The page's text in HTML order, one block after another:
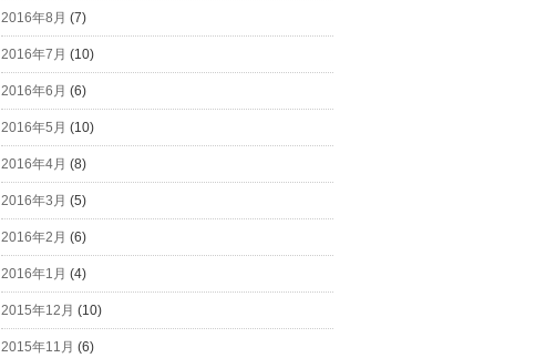
2016年8月 (7)
2016年7月 (10)
2016年6月 (6)
2016年5月 (10)
2016年4月 (8)
2016年3月 (5)
2016年2月 (6)
2016年1月 (4)
2015年12月 (10)
2015年11月 (6)